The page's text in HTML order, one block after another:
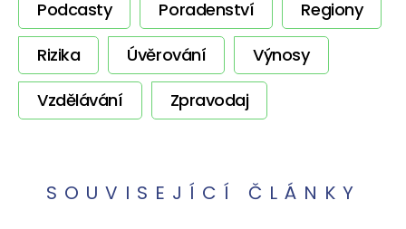
Podcasty Poradenství
Regiony
Rizika
Úvěrování
Výnosy
Vzdělávání
Zpravodaj
SOUVISEJÍCÍ ČLÁNKY